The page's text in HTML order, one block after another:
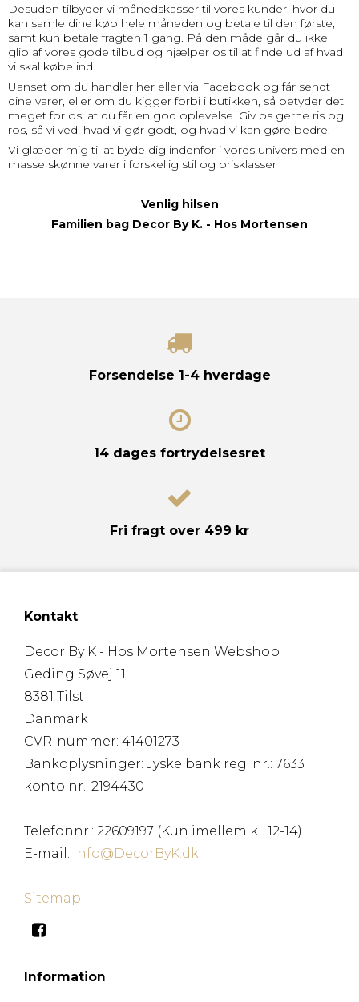
Desuden tilbyder vi månedskasser til vores kunder, hvor du
kan samle dine køb hele måneden og betale til den første,
samt kun betale fragten 1 gang. På den måde går du ikke
glip af vores gode tilbud og hjælper os til at finde ud af hvad
vi skal købe ind.
Uanset om du handler her eller via Facebook og får sendt
dine varer, eller om du kigger forbi i butikken, så betyder det
meget for os, at du får en god oplevelse. Giv os gerne ris og
ros, så vi ved, hvad vi gør godt, og hvad vi kan gøre bedre.
Vi glæder mig til at byde dig indenfor i vores univers med en
masse skønne varer i forskellig stil og prisklasser
Venlig hilsen
Familien bag Decor By K. - Hos Mortensen
Forsendelse 1-4 hverdage
14 dages fortrydelsesret
Fri fragt over 499 kr
Kontakt
Decor By K - Hos Mortensen Webshop
Geding Søvej 11
8381 Tilst
Danmark
CVR-nummer: 41401273
Bankoplysninger: Jyske bank reg. nr.: 7633
konto nr.: 2194430
Telefonnr.: 22609197 (Kun imellem kl. 12-14)
E-mail : Info@DecorByK.dk
Sitemap
Information